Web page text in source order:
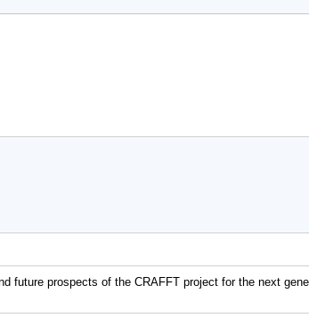
future prospects of the CRAFFT project for the next